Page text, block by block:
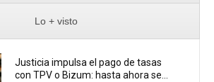
Lo + visto
Justicia impulsa el pago de tasas
con TPV o Bizum: hasta ahora se...